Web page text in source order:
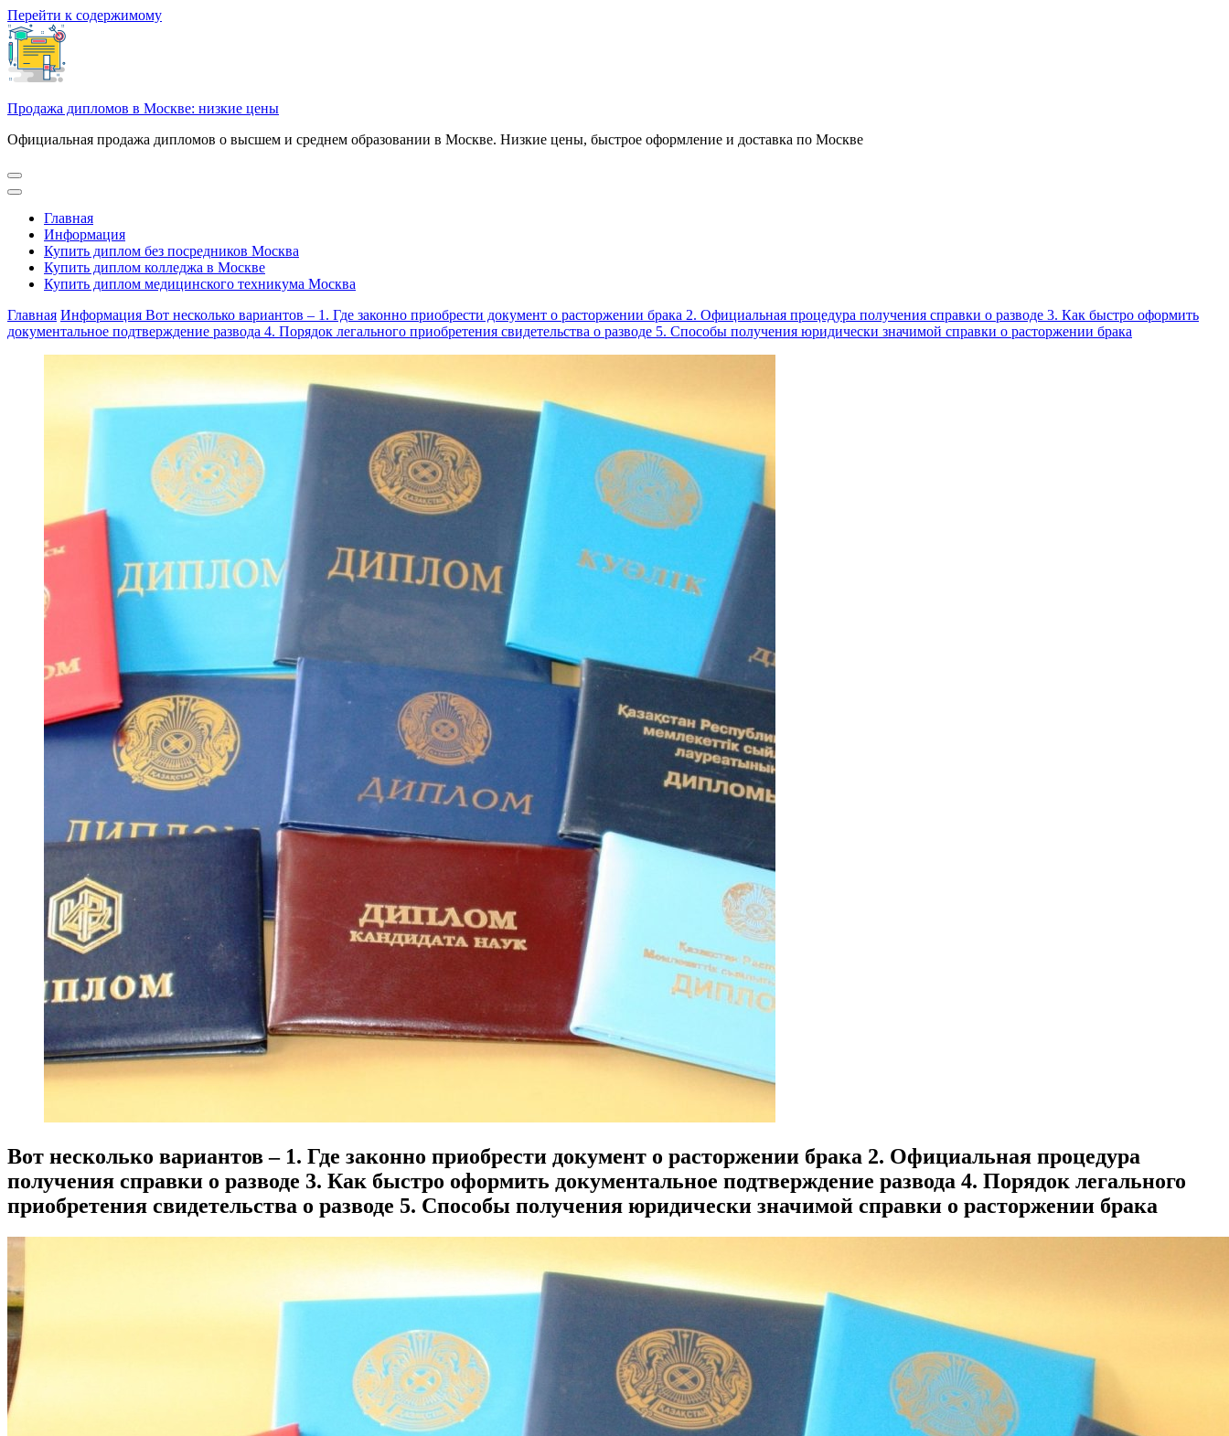
Перейти к содержимому
Продажа дипломов в Москве: низкие цены
Официальная продажа дипломов о высшем и среднем образовании в Москве. Низкие цены, быстрое оформление и доставка по Москве
Главная
Информация
Купить диплом без посредников Москва
Купить диплом колледжа в Москве
Купить диплом медицинского техникума Москва
Главная Информация Вот несколько вариантов – 1. Где законно приобрести документ о расторжении брака 2. Официальная процедура получения справки о разводе 3. Как быстро оформить
документальное подтверждение развода 4. Порядок легального приобретения свидетельства о разводе 5. Способы получения юридически значимой справки о расторжении брака
Вот несколько вариантов – 1. Где законно приобрести документ о расторжении брака 2. Официальная процедура
получения справки о разводе 3. Как быстро оформить документальное подтверждение развода 4. Порядок легального
приобретения свидетельства о разводе 5. Способы получения юридически значимой справки о расторжении брака